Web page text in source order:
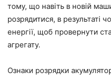
тому, що навіть в новій
розрядитися, в результаті
енергії, щоб провернути
агрегату.
Ознаки розрядки